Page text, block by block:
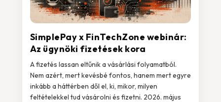
SimplePay x FinTechZone webinár:
Az ügynöki fizetések kora
A fizetés lassan eltűnik a vásárlási folyamatból.
Nem azért, mert kevésbé fontos, hanem mert egyre
inkább a háttérben dől el, ki, mikor, milyen
feltételekkel tud vásárolni és fizetni. 2026. május